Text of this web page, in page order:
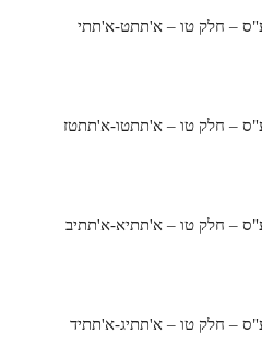
– חלק טו – א'תתט-א'תתי
– חלק טו – א'תתטו-א'תתטז
– חלק טו – א'תתיא-א'תתיב
– חלק טו – א'תתיג-א'תתיד